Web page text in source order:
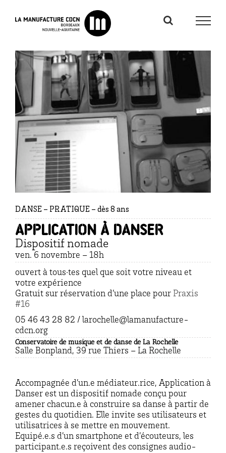
DANSE – PRATIQUE – dès 8 ans
Application À Danser
Dispositif nomade
ven. 6 novembre – 18h
ouvert à tous·tes quel que soit votre niveau et
votre expérience
Gratuit sur réservation d’une place pour Praxis
#16
05 46 43 28 82 / larochelle@lamanufacture-
cdcn.org
Conservatoire de musique et de danse de La Rochelle
Salle Bonpland, 39 rue Thiers – La Rochelle
Accompagnée d’un.e médiateur.rice, Application à
Danser est un dispositif nomade conçu pour
amener chacun.e à construire sa danse à partir de
gestes du quotidien. Elle invite ses utilisateurs et
utilisatrices à se mettre en mouvement.
Equipé.e.s d’un smartphone et d’écouteurs, les
participant.e.s reçoivent des consignes audio-